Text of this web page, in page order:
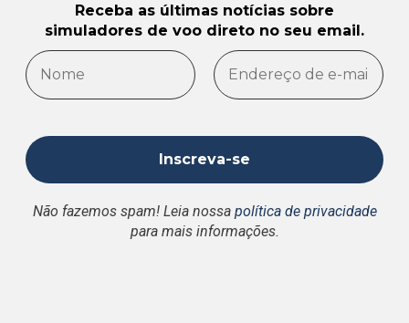
Receba as últimas notícias sobre
simuladores de voo direto no seu email.
Não fazemos spam! Leia nossa política de privacidade
para mais informações.